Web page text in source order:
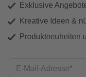
Exklusive
Kreative Ideen &
Produktneuheiten
E-Mail-Adresse